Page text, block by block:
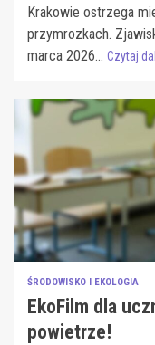
Krakowie ostrzega
przymrozkach.
marca 2026... Czytaj
ŚRODOWISKO I EKOLOGIA
EkoFilm dla
powietrze!